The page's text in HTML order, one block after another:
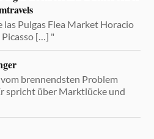
Pulgas Flea Market Horacio
[…] "
brennendsten Problem
spricht über Marktlücke und